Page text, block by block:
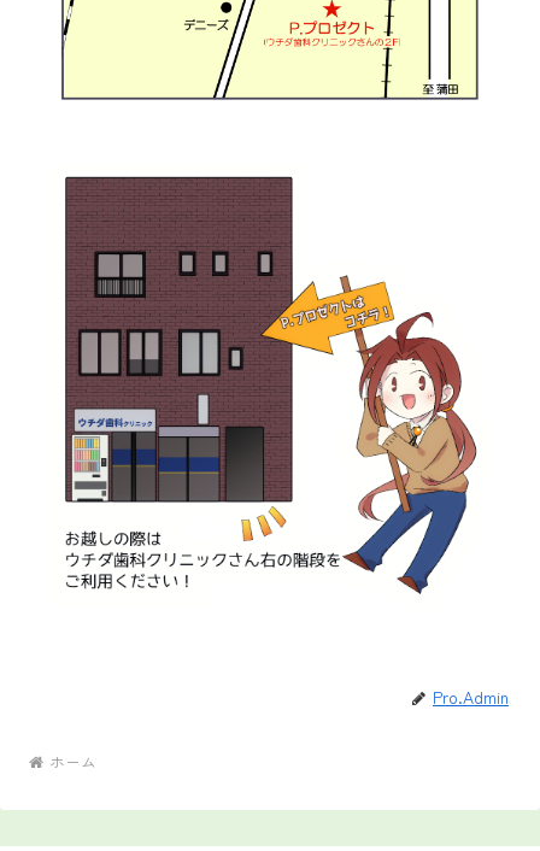
Pro.Admin
ホーム